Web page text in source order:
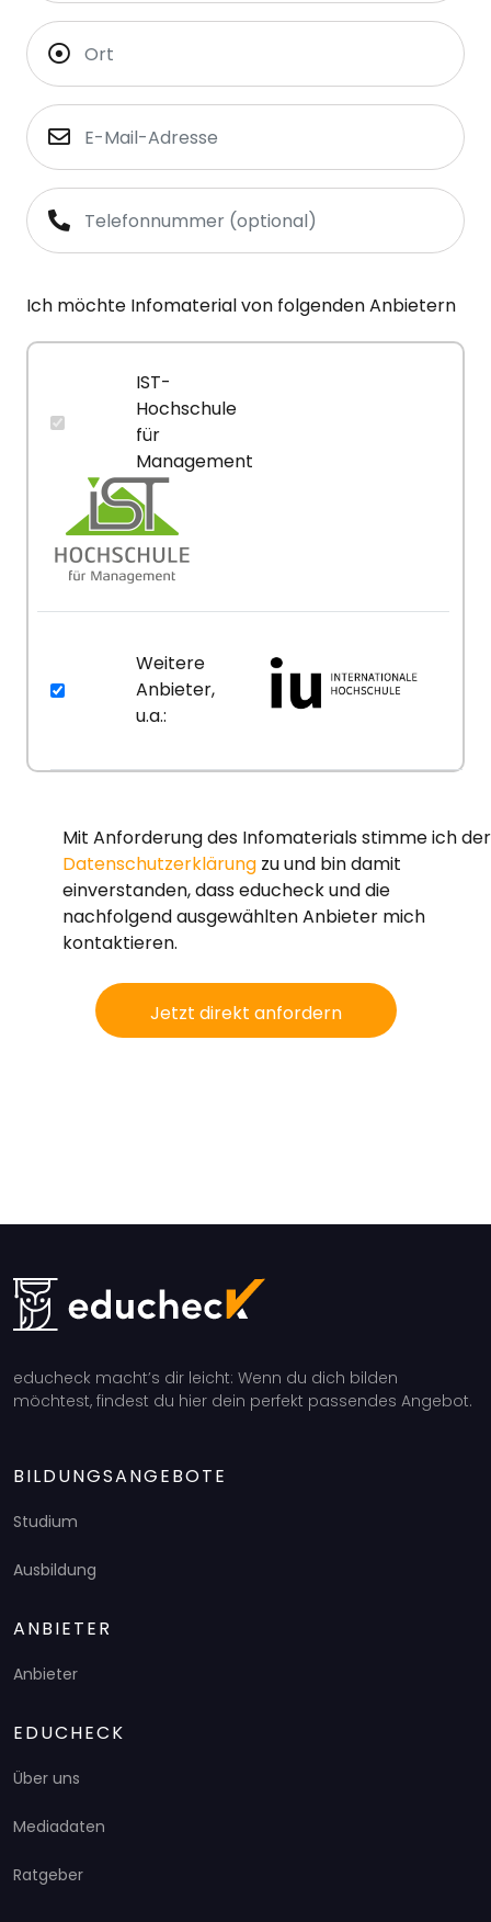
Ich möchte Infomaterial von folgenden Anbietern
IST-
Hochschule
für
Management
Weitere
Anbieter,
u.a.:
Mit Anforderung des Infomaterials stimme ich der
Datenschutzerklärung zu und bin damit
einverstanden, dass educheck und die
nachfolgend ausgewählten Anbieter mich
kontaktieren.
Jetzt direkt anfordern
educheck macht’s dir leicht: Wenn du dich bilden
möchtest, findest du hier dein perfekt passendes Angebot.
BILDUNGSANGEBOTE
Studium
Ausbildung
ANBIETER
Anbieter
EDUCHECK
Über uns
Mediadaten
Ratgeber